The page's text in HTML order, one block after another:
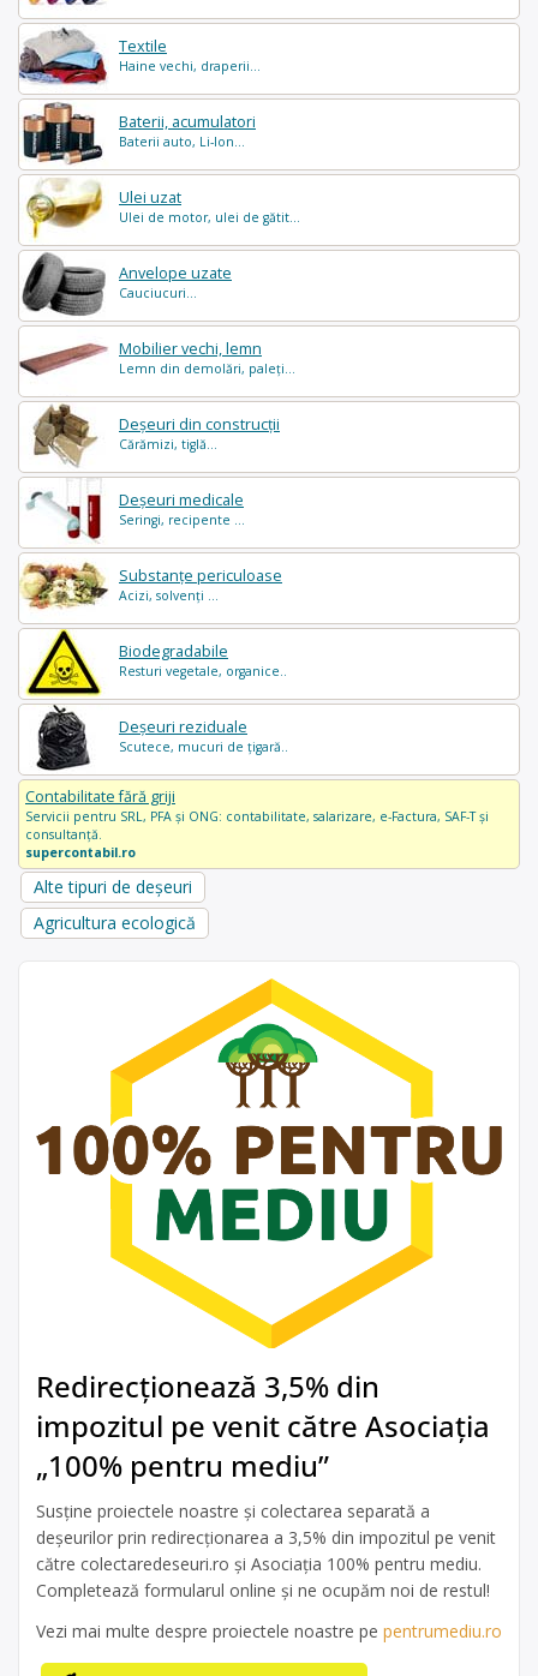
Textile
Haine vechi, draperii...
Baterii, acumulatori
Baterii auto, Li-Ion...
Ulei uzat
Ulei de motor, ulei de gătit...
Anvelope uzate
Cauciucuri...
Mobilier vechi, lemn
Lemn din demolări, paleți...
Deșeuri din construcții
Cărămizi, tiglă...
Deșeuri medicale
Seringi, recipente ...
Substanțe periculoase
Acizi, solvenți ...
Biodegradabile
Resturi vegetale, organice..
Deșeuri reziduale
Scutece, mucuri de țigară..
Contabilitate fără griji
Servicii pentru SRL, PFA și ONG: contabilitate, salarizare, e-Factura, SAF-T și
consultanță.
supercontabil.ro
Alte tipuri de deșeuri
Agricultura ecologică
Redirecționează 3,5% din
impozitul pe venit către Asociația
„100% pentru mediu”
Susține proiectele noastre și colectarea separată a
deșeurilor prin redirecționarea a 3,5% din impozitul pe venit
către colectaredeseuri.ro și Asociația 100% pentru mediu.
Completează formularul online și ne ocupăm noi de restul!
Vezi mai multe despre proiectele noastre pe pentrumediu.ro